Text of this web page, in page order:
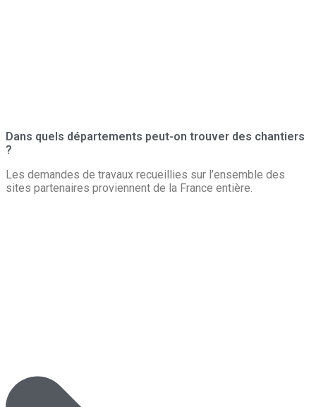
Dans quels départements peut-on trouver des chantiers
?
Les demandes de travaux recueillies sur l’ensemble des
sites partenaires proviennent de la France entière.